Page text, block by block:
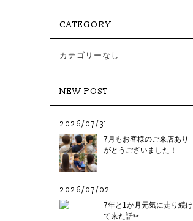
CATEGORY
カテゴリーなし
NEW POST
2026/07/31
7月もお客様のご来店あり
がとうございました！
2026/07/02
7年と1か月元気に走り続け
て来た話✂︎